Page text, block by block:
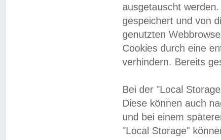
ausgetauscht
gespeichert und von
genutzten
Cookies durch eine
verhindern. Bereits
Bei der "Local
Diese können auch
und bei einem
"Local Storage"